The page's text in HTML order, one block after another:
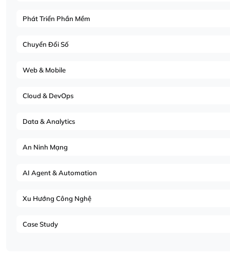
Phát Triển Phần Mềm
Chuyển Đổi Số
Web & Mobile
Cloud & DevOps
Data & Analytics
An Ninh Mạng
AI Agent & Automation
Xu Hướng Công Nghệ
Case Study